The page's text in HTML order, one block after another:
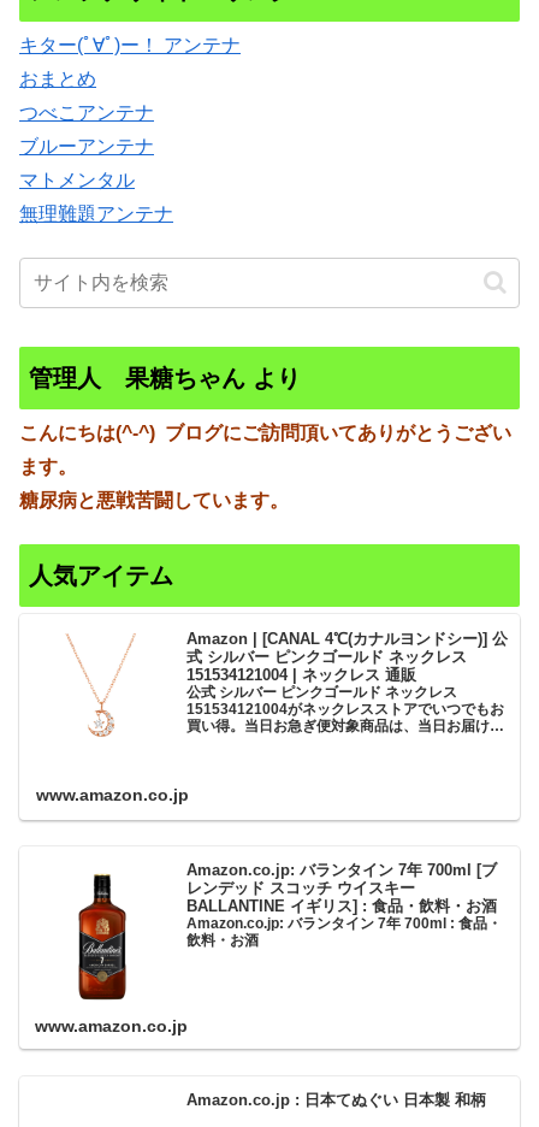
キター(ﾟ∀ﾟ)ー！ アンテナ
おまとめ
つべこアンテナ
ブルーアンテナ
マトメンタル
無理難題アンテナ
管理人 果糖ちゃん より
こんにちは(^-^) ブログにご訪問頂いてありがとうござい
ます。
糖尿病と悪戦苦闘しています。
人気アイテム
Amazon | [CANAL 4℃(カナルヨンドシー)] 公
式 シルバー ピンクゴールド ネックレス
151534121004 | ネックレス 通販
公式 シルバー ピンクゴールド ネックレス
151534121004がネックレスストアでいつでもお
買い得。当日お急ぎ便対象商品は、当日お届け可
www.amazon.co.jp
Amazon.co.jp: バランタイン 7年 700ml [ブ
レンデッド スコッチ ウイスキー
BALLANTINE イギリス] : 食品・飲料・お酒
Amazon.co.jp: バランタイン 7年 700ml : 食品・
飲料・お酒
www.amazon.co.jp
Amazon.co.jp : 日本てぬぐい 日本製 和柄